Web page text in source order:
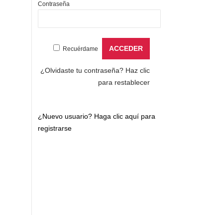
Contraseña
Recuérdame
¿Olvidaste tu contraseña? Haz clic
para restablecer
¿Nuevo usuario? Haga clic aquí para
registrarse